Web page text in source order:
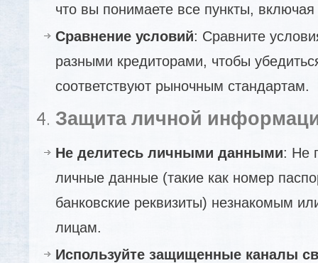
что вы понимаете все пункты,
Сравнение условий: Сравните
разными кредиторами, чтобы
соответствуют рыночным стандартам.
4. Защита личной
Не делитесь личными данными: Не
личные данные (такие как номер
банковские реквизиты) незнакомым
лицам.
Используйте защищенные каналы